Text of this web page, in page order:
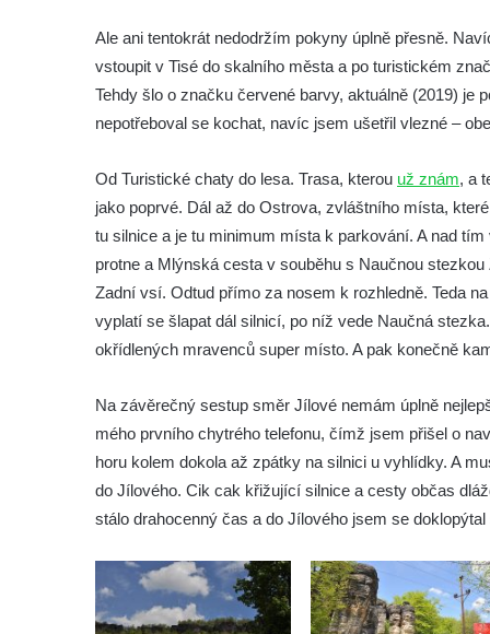
Žleb
Trasa 08 – Hřensko – Janov – Hájenky –
Mezní můstek – Divoká soutěska – Mezní
Louka
– Mezní můstek – Mezná – Mezní Louka –
Pravčická brána – Hřensko
Trasa 10 – Jetřichovické skály (Jetřichovice
– Pohovka – Rudolfův kámen – Vilemínina
stěna – Mariina skála – Jetřichovice)
Trasa 12 – Jetřichovice – Haťový důl –
Falkenštejn – Tokáň – Panenská jedle –
Vlčí deska – Niedermühle –
Hinterhermsdorf (a ještě kus dál)
Pravčická brána – Zadní Jetřichovice –
soutěska Křinice – Niedermühle – Zadní
Ale ani tentokrát nedodržím pokyny úplně přesně.
vstoupit v Tisé do skalního města a po turistickém
Tehdy šlo o značku červené barvy, aktuálně (2019) je
nepotřeboval se kochat, navíc jsem ušetřil vlezné –
Od Turistické chaty do lesa. Trasa, kterou už znám, a
jako poprvé. Dál až do Ostrova, zvláštního místa,
tu silnice a je tu minimum místa k parkování. A nad
protne a Mlýnská cesta v souběhu s Naučnou
Zadní vsí. Odtud přímo za nosem k rozhledně. Teda
vyplatí se šlapat dál silnicí, po níž vede Naučná
okřídlených mravenců super místo. A pak konečně
Na závěrečný sestup směr Jílové nemám úplně
mého prvního chytrého telefonu, čímž jsem přišel o
horu kolem dokola až zpátky na silnici u vyhlídky. A
do Jílového. Cik cak křižující silnice a cesty občas
stálo drahocenný čas a do Jílového jsem se